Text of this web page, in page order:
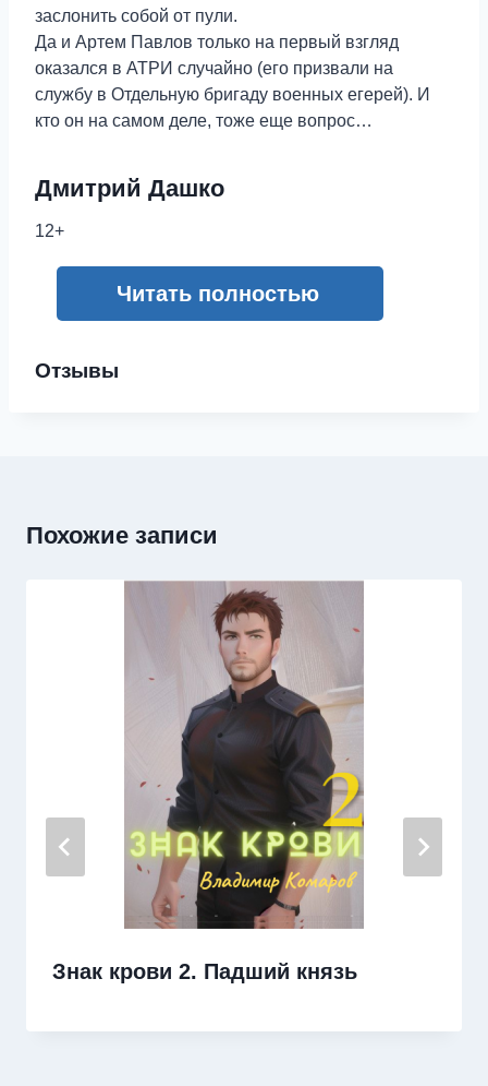
заслонить собой от пули.
Да и Артем Павлов только на первый взгляд
оказался в АТРИ случайно (его призвали на
службу в Отдельную бригаду военных егерей). И
кто он на самом деле, тоже еще вопрос…
Дмитрий Дашко
12+
Читать полностью
Отзывы
Похожие записи
Знак крови 2. Падший князь